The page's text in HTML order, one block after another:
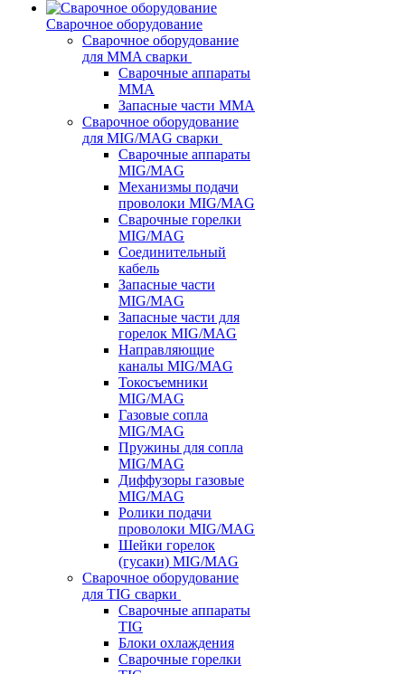
Сварочное оборудование
Сварочное оборудование
для MMA сварки
Сварочные аппараты
MMA
Запасные части MMA
Сварочное оборудование
для MIG/MAG сварки
Сварочные аппараты
MIG/MAG
Механизмы подачи
проволоки MIG/MAG
Сварочные горелки
MIG/MAG
Соединительный
кабель
Запасные части
MIG/MAG
Запасные части для
горелок MIG/MAG
Направляющие
каналы MIG/MAG
Токосъемники
MIG/MAG
Газовые сопла
MIG/MAG
Пружины для сопла
MIG/MAG
Диффузоры газовые
MIG/MAG
Ролики подачи
проволоки MIG/MAG
Шейки горелок
(гусаки) MIG/MAG
Сварочное оборудование
для TIG сварки
Сварочные аппараты
TIG
Блоки охлаждения
Сварочные горелки